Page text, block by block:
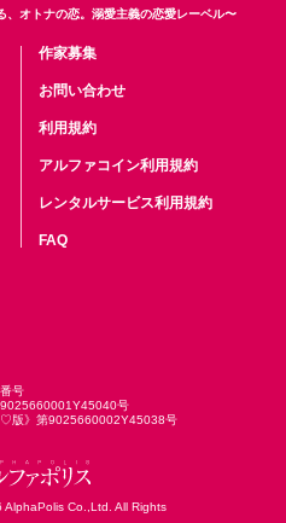
、オトナの恋。溺愛主義の恋愛レーベル〜
作家募集
お問い合わせ
利用規約
アルファコイン利用規約
レンタルサービス利用規約
FAQ
号
9025660001Y45040号
♡版》第9025660002Y45038号
AlphaPolis Co.,Ltd. All Rights